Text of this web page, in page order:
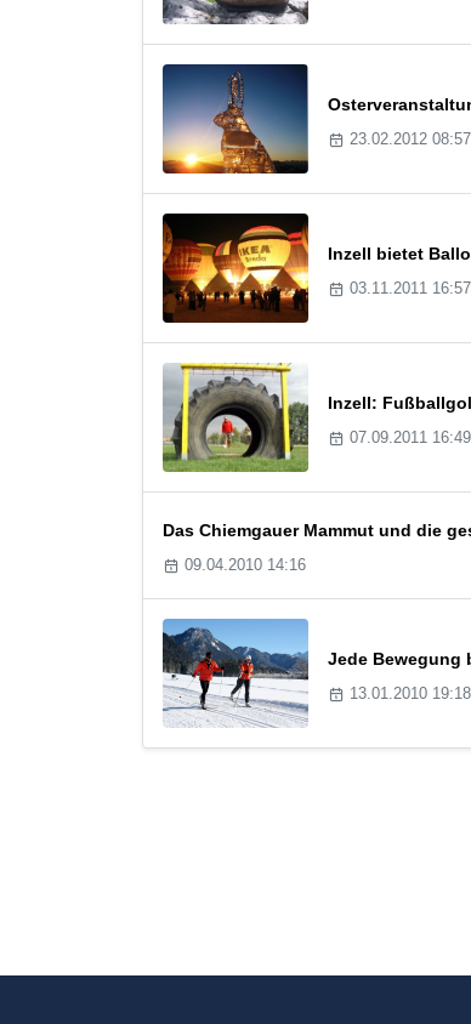
23.02.2012 08:57
Inzell bietet
03.11.2011 16:57
Inzell:
07.09.2011 16:49
Das Chiemgauer Mammut und die
09.04.2010 14:16
Jede Bewegung
13.01.2010 19:18